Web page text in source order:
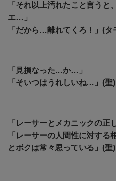
「それ以上汚れたこと言うと
エ…」
「だから…離れてくろ！」(タ
「見損なった…か…」
「そいつはうれしいね…」(聖)
「レーサーとメカニックの正
「レーサーの人間性に対す
とボクは常々思っている」(聖)